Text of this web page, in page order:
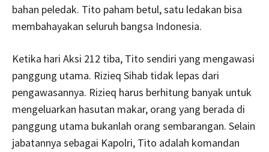
bahan peledak. Tito paham betul, satu ledakan bisa
membahayakan seluruh bangsa Indonesia.
Ketika hari Aksi 212 tiba, Tito sendiri yang mengawasi
panggung utama. Rizieq Sihab tidak lepas dari
pengawasannya. Rizieq harus berhitung banyak untuk
mengeluarkan hasutan makar, orang yang berada di
panggung utama bukanlah orang sembarangan. Selain
jabatannya sebagai Kapolri, Tito adalah komandan